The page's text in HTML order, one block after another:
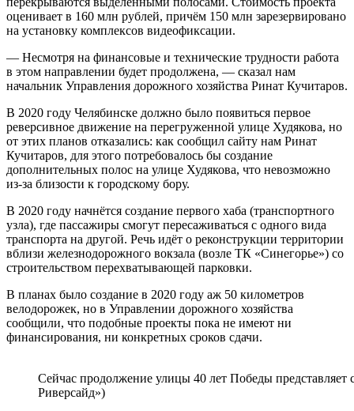
оценивает в 160 млн рублей, причём 150 млн зарезервировано
на установку комплексов видеофиксации.
— Несмотря на финансовые и технические трудности работа
в этом направлении будет продолжена, — сказал нам
начальник Управления дорожного хозяйства Ринат Кучитаров.
В 2020 году Челябинске должно было появиться первое
реверсивное движение на перегруженной улице Худякова, но
от этих планов отказались: как сообщил сайту нам Ринат
Кучитаров, для этого потребовалось бы создание
дополнительных полос на улице Худякова, что невозможно
из-за близости к городскому бору.
В 2020 году начнётся создание первого хаба (транспортного
узла), где пассажиры смогут пересаживаться с одного вида
транспорта на другой. Речь идёт о реконструкции территории
вблизи железнодорожного вокзала (возле ТК «Синегорье») со
строительством перехватывающей парковки.
В планах было создание в 2020 году аж 50 километров
велодорожек, но в Управлении дорожного хозяйства
сообщили, что подобные проекты пока не имеют ни
финансирования, ни конкретных сроков сдачи.
Сейчас продолжение улицы 40 лет Победы
Риверсайд»)